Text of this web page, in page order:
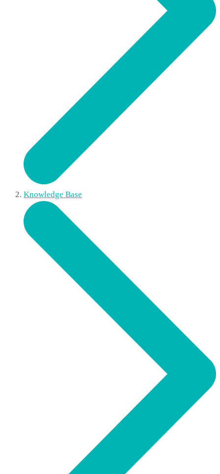
Knowledge Base